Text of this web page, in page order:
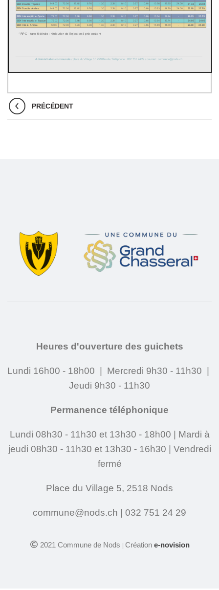
PRÉCÉDENT
Heures d'ouverture des guichets
Lundi 16h00 - 18h00 | Mercredi 9h30 - 11h30 |
Jeudi 9h30 - 11h30
Permanence téléphonique
Lundi 08h30 - 11h30 et 13h30 - 18h00 | Mardi à
jeudi 08h30 - 11h30 et 13h30 - 16h30 | Vendredi
fermé
Place du Village 5, 2518 Nods
commune@nods.ch | 032 751 24 29
2021 Commune de Nods Création e-novision